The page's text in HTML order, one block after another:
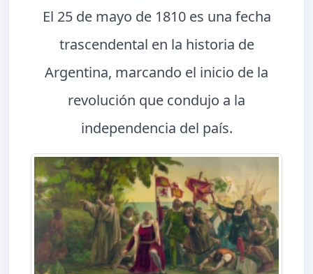
El 25 de mayo de 1810 es una fecha
trascendental en la historia de
Argentina, marcando el inicio de la
revolución que condujo a la
independencia del país.